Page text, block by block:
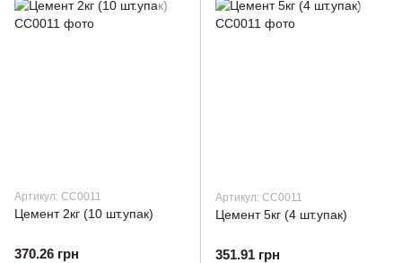
Артикул: СС0011
Цемент 2кг (10 шт.упак)
370.26 грн
Артикул: СС0011
Цемент 5кг (4 шт.упак)
351.91 грн